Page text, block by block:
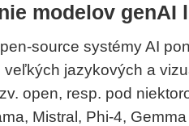
modelov genAI
source systémy AI
veľkých jazykových a
open, resp. pod
Mistral, Phi-4,